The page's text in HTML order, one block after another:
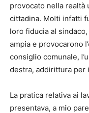
provocato nella realtà
cittadina. Molti infatti
loro fiducia al
ampia e provocarono
consiglio comunale,
destra, addirittura per
La pratica relativa ai
presentava, a mio